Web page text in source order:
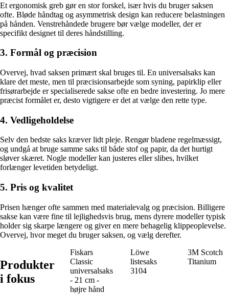
Et ergonomisk greb gør en stor forskel, især hvis du bruger saksen
ofte. Bløde håndtag og asymmetrisk design kan reducere belastningen
på hånden. Venstrehåndede brugere bør vælge modeller, der er
specifikt designet til deres håndstilling.
3. Formål og præcision
Overvej, hvad saksen primært skal bruges til. En universalsaks kan
klare det meste, men til præcisionsarbejde som syning, papirklip eller
frisørarbejde er specialiserede sakse ofte en bedre investering. Jo mere
præcist formålet er, desto vigtigere er det at vælge den rette type.
4. Vedligeholdelse
Selv den bedste saks kræver lidt pleje. Rengør bladene regelmæssigt,
og undgå at bruge samme saks til både stof og papir, da det hurtigt
sløver skæret. Nogle modeller kan justeres eller slibes, hvilket
forlænger levetiden betydeligt.
5. Pris og kvalitet
Prisen hænger ofte sammen med materialevalg og præcision. Billigere
sakse kan være fine til lejlighedsvis brug, mens dyrere modeller typisk
holder sig skarpe længere og giver en mere behagelig klippeoplevelse.
Overvej, hvor meget du bruger saksen, og vælg derefter.
Produkter
i fokus
Fiskars
Classic
universalsaks
- 21 cm -
højre hånd
Löwe
listesaks
3104
3M Scotch
Titanium